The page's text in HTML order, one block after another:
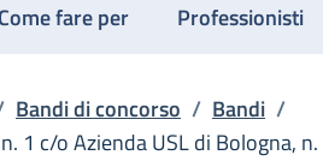
Come fare per Professionisti
Bandi di concorso / Bandi /
1 c/o Azienda USL di Bologna,